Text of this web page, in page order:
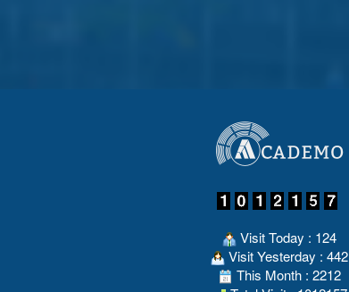
Visit Today : 124
Visit Yesterday : 442
This Month : 2212